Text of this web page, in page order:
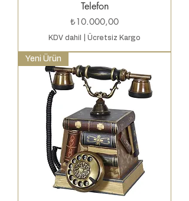
Telefon
Fiyat
₺10.000,00
KDV dahil Ücretsiz Kargo
Yeni Ürün